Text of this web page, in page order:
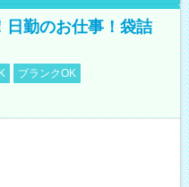
日勤のお仕事！袋詰
ブランクOK